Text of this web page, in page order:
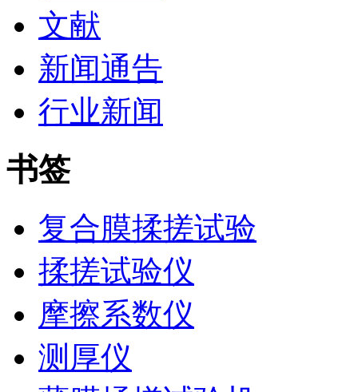
文献
新闻通告
行业新闻
书签
复合膜揉搓试验
揉搓试验仪
摩擦系数仪
测厚仪